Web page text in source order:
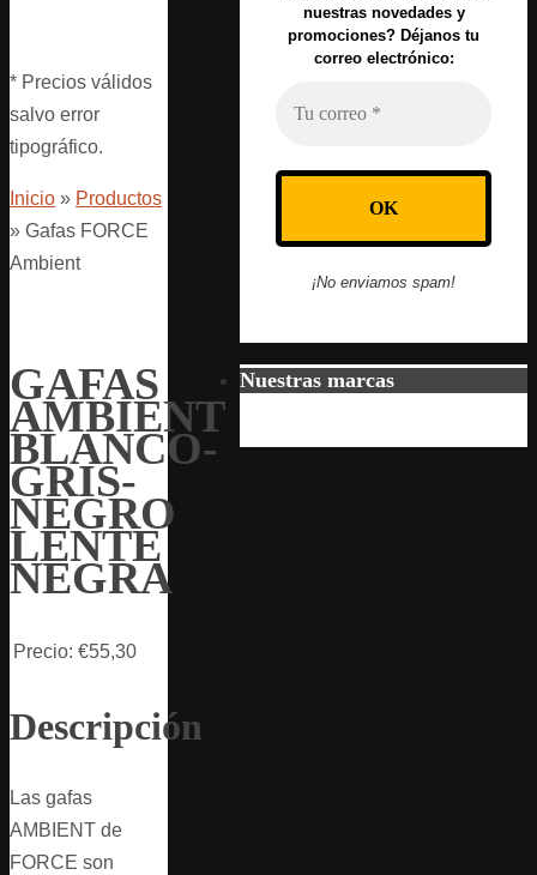
* Precios válidos
salvo error
tipográfico.
Inicio » Productos
» Gafas FORCE
Ambient
GAFAS
AMBIENT
BLANCO-
GRIS-
NEGRO
LENTE
NEGRA
Precio: €55,30
Descripción
Las gafas
AMBIENT de
FORCE son
nuestras novedades y
promociones? Déjanos tu
correo electrónico:
¡No enviamos spam!
Nuestras marcas